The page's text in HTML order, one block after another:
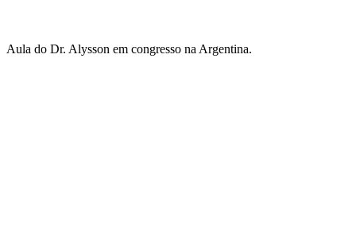
Aula do Dr. Alysson em congresso na Argentina.